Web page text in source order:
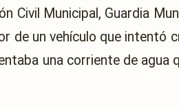
Civil Municipal, Guardia
de un vehículo que intentó
una corriente de agua